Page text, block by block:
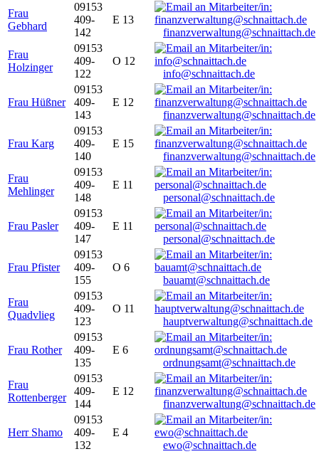
Frau
Gebhard
09153
409-
142
E 13
finanzverwaltung@schnaittach.de
Frau
Holzinger
09153
409-
122
O 12
info@schnaittach.de
Frau Hüßner
09153
409-
143
E 12
finanzverwaltung@schnaittach.de
Frau Karg
09153
409-
140
E 15
finanzverwaltung@schnaittach.de
Frau
Mehlinger
09153
409-
148
E 11
personal@schnaittach.de
Frau Pasler
09153
409-
147
E 11
personal@schnaittach.de
Frau Pfister
09153
409-
155
O 6
bauamt@schnaittach.de
Frau
Quadvlieg
09153
409-
123
O 11
hauptverwaltung@schnaittach.de
Frau Rother
09153
409-
135
E 6
ordnungsamt@schnaittach.de
Frau
Rottenberger
09153
409-
144
E 12
finanzverwaltung@schnaittach.de
Herr Shamo
09153
409-
132
E 4
ewo@schnaittach.de